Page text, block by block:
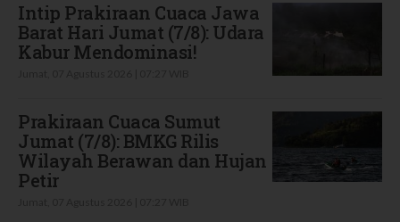
Intip Prakiraan Cuaca Jawa
Barat Hari Jumat (7/8): Udara
Kabur Mendominasi!
Prakiraan Cuaca Sumut
Jumat (7/8): BMKG Rilis
Wilayah Berawan dan Hujan
Petir